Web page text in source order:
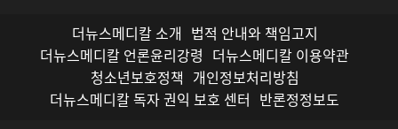
더뉴스메디칼 소개 법적 안내와 책임고지
더뉴스메디칼 언론윤리강령 더뉴스메디칼 이용약관
청소년보호정책 개인정보처리방침
더뉴스메디칼 독자 권익 보호 센터 반론정정보도